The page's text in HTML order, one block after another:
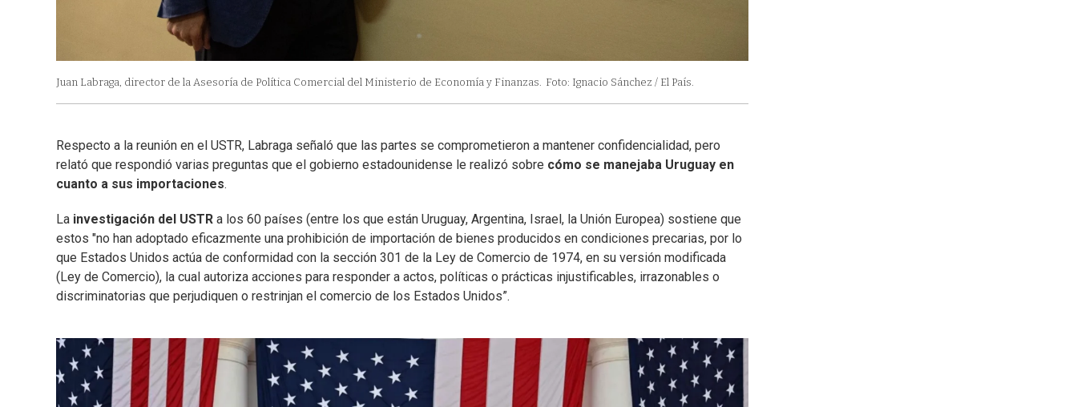
Juan Labraga, director de la Asesoría de Política Comercial del Ministerio de Economía y Finanzas. Foto: Ignacio Sánchez / El País.
Respecto a la reunión en el USTR, Labraga señaló que las partes se comprometieron a mantener confidencialidad, pero
relató que respondió varias preguntas que el gobierno estadounidense le realizó sobre cómo se manejaba Uruguay en
cuanto a sus importaciones.
La investigación del USTR a los 60 países (entre los que están Uruguay, Argentina, Israel, la Unión Europea) sostiene que
estos "no han adoptado eficazmente una prohibición de importación de bienes producidos en condiciones precarias, por lo
que Estados Unidos actúa de conformidad con la sección 301 de la Ley de Comercio de 1974, en su versión modificada
(Ley de Comercio), la cual autoriza acciones para responder a actos, políticas o prácticas injustificables, irrazonables o
discriminatorias que perjudiquen o restrinjan el comercio de los Estados Unidos”.